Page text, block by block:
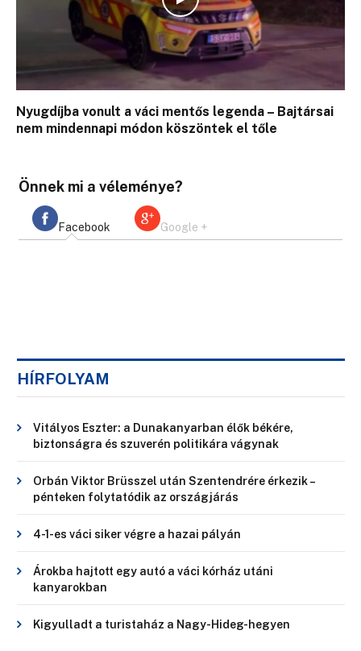
Nyugdíjba vonult a váci mentős legenda – Bajtársai
nem mindennapi módon köszöntek el tőle
Önnek mi a véleménye?
Facebook Google +
HÍRFOLYAM
Vitályos Eszter: a Dunakanyarban élők békére,
biztonságra és szuverén politikára vágynak
Orbán Viktor Brüsszel után Szentendrére érkezik –
pénteken folytatódik az országjárás
4-1-es váci siker végre a hazai pályán
Árokba hajtott egy autó a váci kórház utáni
kanyarokban
Kigyulladt a turistaház a Nagy-Hideg-hegyen